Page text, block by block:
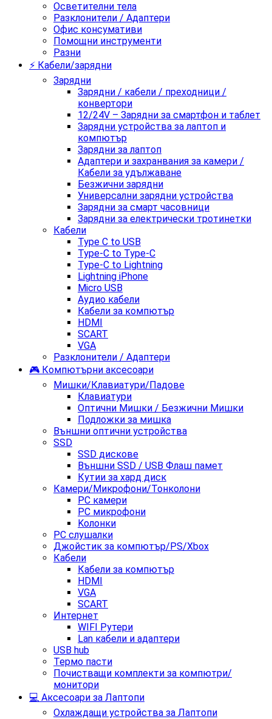
Осветителни тела
Разклонители / Адаптери
Офис консумативи
Помощни инструменти
Разни
⚡ Кабели/зарядни
Зарядни
Зарядни / кабели / преходници /
конвертори
12/24V – Зарядни за смартфон и таблет
Зарядни устройства за лаптоп и
компютър
Зарядни за лаптоп
Адаптери и захранвания за камери /
Кабели за удължаване
Безжични зарядни
Универсални зарядни устройства
Зарядни за смарт часовници
Зарядни за електрически тротинетки
Кабели
Type C to USB
Type-C to Type-C
Type-C to Lightning
Lightning iPhone
Micro USB
Аудио кабели
Кабели за компютър
HDMI
SCART
VGA
Разклонители / Адаптери
🎮 Компютърни аксесоари
Мишки/Клавиатури/Падове
Клавиатури
Оптични Мишки / Безжични Мишки
Подложки за мишка
Външни оптични устройства
SSD
SSD дискове
Външни SSD / USB Флаш памет
Кутии за хард диск
Камери/Микрофони/Тонколони
PC камери
PC микрофони
Kолонки
PC слушалки
Джойстик за компютър/PS/Xbox
Кабели
Кабели за компютър
HDMI
VGA
SCART
Интернет
WIFI Рутери
Lan кабели и адаптери
USB hub
Термо пасти
Почистващи комплекти за компютри/
монитори
💻 Аксесоари за Лаптопи
Охлаждащи устройства за Лаптопи